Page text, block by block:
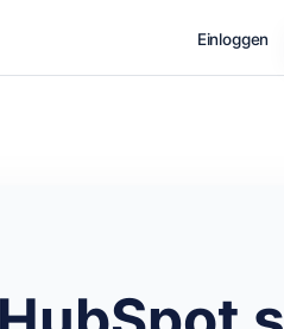
Einloggen